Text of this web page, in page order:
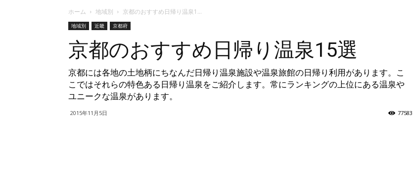
ホーム 地域別 京都のおすすめ日帰り温泉1...
地域別 近畿 京都府
京都のおすすめ日帰り温泉15選
京都には各地の土地柄にちなんだ日帰り温泉施設や温泉旅館の日帰り利用があります。こ
こではそれらの特色ある日帰り温泉をご紹介します。常にランキングの上位にある温泉や
ユニークな温泉があります。
2015年11月5日 77583